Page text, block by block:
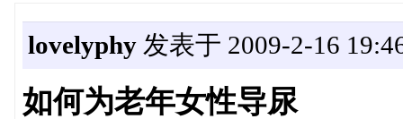
lovelyphy发表于 2009-2-16
如何为老年女性导尿